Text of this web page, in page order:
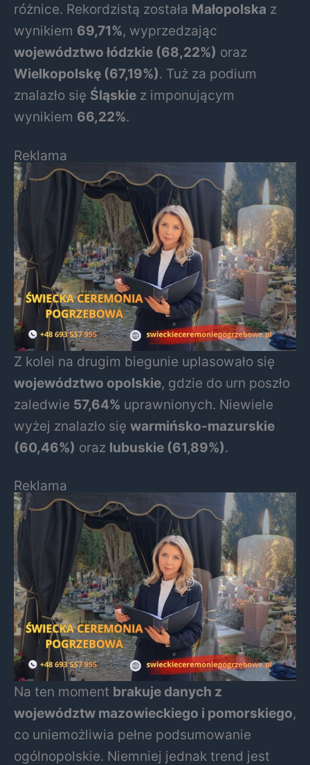
różnice. Rekordzistą została Małopolska z
wynikiem 69,71%, wyprzedzając
województwo łódzkie (68,22%) oraz
Wielkopolskę (67,19%). Tuż za podium
znalazło się Śląskie z imponującym
wynikiem 66,22%.
Reklama
Z kolei na drugim biegunie uplasowało się
województwo opolskie, gdzie do urn poszło
zaledwie 57,64% uprawnionych. Niewiele
wyżej znalazło się warmińsko-mazurskie
(60,46%) oraz lubuskie (61,89%).
Reklama
Na ten moment brakuje danych z
województw mazowieckiego i pomorskiego,
co uniemożliwia pełne podsumowanie
ogólnopolskie. Niemniej jednak trend jest